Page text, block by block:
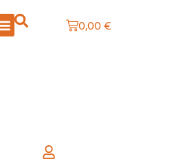
0,00 €